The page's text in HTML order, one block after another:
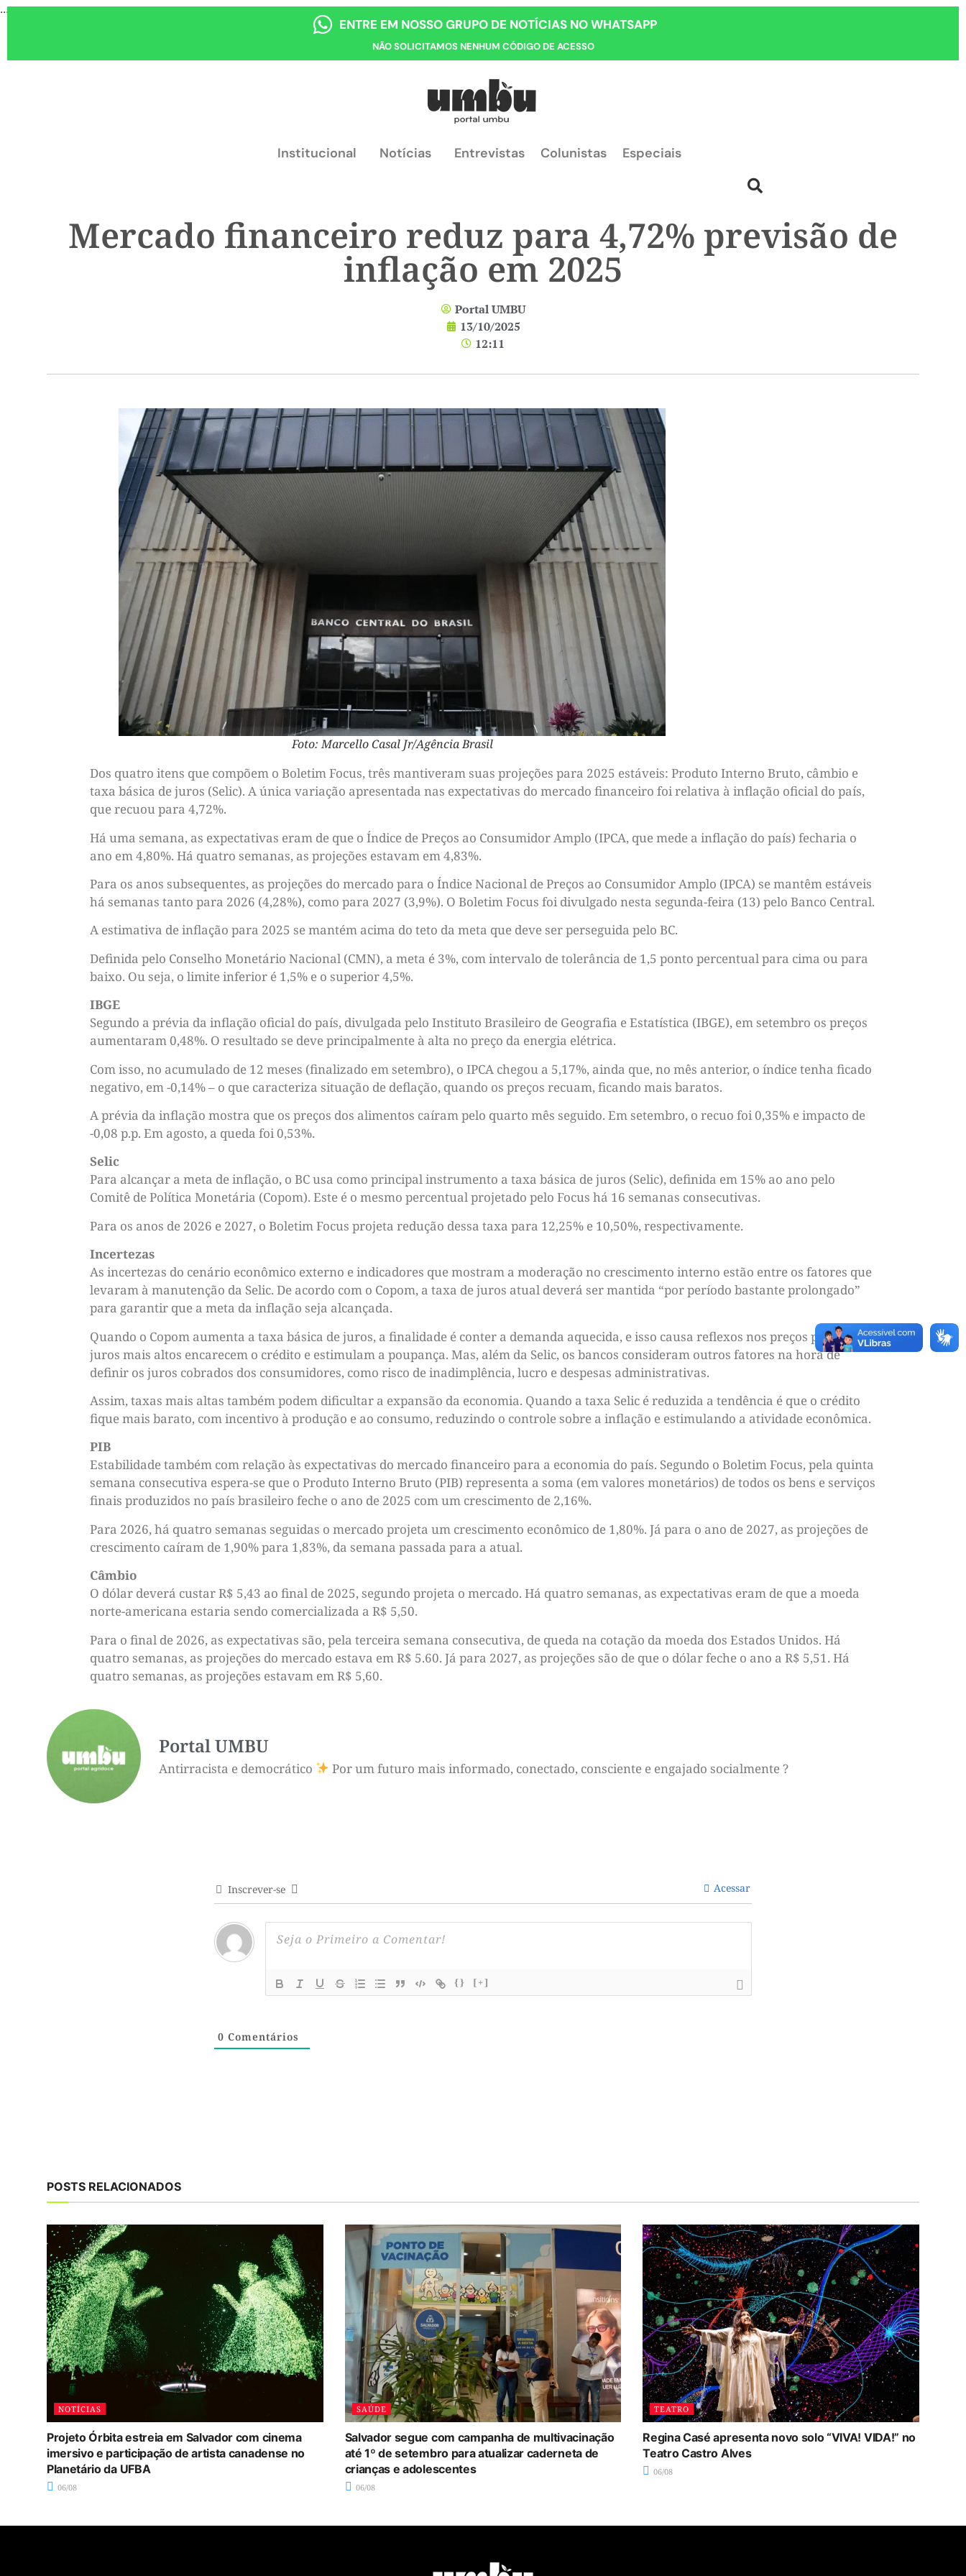
...
ENTRE EM NOSSO GRUPO DE NOTÍCIAS NO WHATSAPP
NÃO SOLICITAMOS NENHUM CÓDIGO DE ACESSO
Institucional Notícias Entrevistas Colunistas Especiais
Mercado financeiro reduz para 4,72% previsão de
inflação em 2025
Portal UMBU
13/10/2025
12:11
Foto: Marcello Casal Jr/Agência Brasil
Dos quatro itens que compõem o Boletim Focus, três mantiveram suas projeções para 2025 estáveis: Produto Interno Bruto, câmbio e
taxa básica de juros (Selic). A única variação apresentada nas expectativas do mercado financeiro foi relativa à inflação oficial do país,
que recuou para 4,72%.
Há uma semana, as expectativas eram de que o Índice de Preços ao Consumidor Amplo (IPCA, que mede a inflação do país) fecharia o
ano em 4,80%. Há quatro semanas, as projeções estavam em 4,83%.
Para os anos subsequentes, as projeções do mercado para o Índice Nacional de Preços ao Consumidor Amplo (IPCA) se mantêm estáveis
há semanas tanto para 2026 (4,28%), como para 2027 (3,9%). O Boletim Focus foi divulgado nesta segunda-feira (13) pelo Banco Central.
A estimativa de inflação para 2025 se mantém acima do teto da meta que deve ser perseguida pelo BC.
Definida pelo Conselho Monetário Nacional (CMN), a meta é 3%, com intervalo de tolerância de 1,5 ponto percentual para cima ou para
baixo. Ou seja, o limite inferior é 1,5% e o superior 4,5%.
IBGE
Segundo a prévia da inflação oficial do país, divulgada pelo Instituto Brasileiro de Geografia e Estatística (IBGE), em setembro os preços
aumentaram 0,48%. O resultado se deve principalmente à alta no preço da energia elétrica.
Com isso, no acumulado de 12 meses (finalizado em setembro), o IPCA chegou a 5,17%, ainda que, no mês anterior, o índice tenha ficado
negativo, em -0,14% – o que caracteriza situação de deflação, quando os preços recuam, ficando mais baratos.
A prévia da inflação mostra que os preços dos alimentos caíram pelo quarto mês seguido. Em setembro, o recuo foi 0,35% e impacto de
-0,08 p.p. Em agosto, a queda foi 0,53%.
Selic
Para alcançar a meta de inflação, o BC usa como principal instrumento a taxa básica de juros (Selic), definida em 15% ao ano pelo
Comitê de Política Monetária (Copom). Este é o mesmo percentual projetado pelo Focus há 16 semanas consecutivas.
Para os anos de 2026 e 2027, o Boletim Focus projeta redução dessa taxa para 12,25% e 10,50%, respectivamente.
Incertezas
As incertezas do cenário econômico externo e indicadores que mostram a moderação no crescimento interno estão entre os fatores que
levaram à manutenção da Selic. De acordo com o Copom, a taxa de juros atual deverá ser mantida “por período bastante prolongado”
para garantir que a meta da inflação seja alcançada.
Quando o Copom aumenta a taxa básica de juros, a finalidade é conter a demanda aquecida, e isso causa reflexos nos preços porque os
juros mais altos encarecem o crédito e estimulam a poupança. Mas, além da Selic, os bancos consideram outros fatores na hora de
definir os juros cobrados dos consumidores, como risco de inadimplência, lucro e despesas administrativas.
Assim, taxas mais altas também podem dificultar a expansão da economia. Quando a taxa Selic é reduzida a tendência é que o crédito
fique mais barato, com incentivo à produção e ao consumo, reduzindo o controle sobre a inflação e estimulando a atividade econômica.
PIB
Estabilidade também com relação às expectativas do mercado financeiro para a economia do país. Segundo o Boletim Focus, pela quinta
semana consecutiva espera-se que o Produto Interno Bruto (PIB) representa a soma (em valores monetários) de todos os bens e serviços
finais produzidos no país brasileiro feche o ano de 2025 com um crescimento de 2,16%.
Para 2026, há quatro semanas seguidas o mercado projeta um crescimento econômico de 1,80%. Já para o ano de 2027, as projeções de
crescimento caíram de 1,90% para 1,83%, da semana passada para a atual.
Câmbio
O dólar deverá custar R$ 5,43 ao final de 2025, segundo projeta o mercado. Há quatro semanas, as expectativas eram de que a moeda
norte-americana estaria sendo comercializada a R$ 5,50.
Para o final de 2026, as expectativas são, pela terceira semana consecutiva, de queda na cotação da moeda dos Estados Unidos. Há
quatro semanas, as projeções do mercado estava em R$ 5.60. Já para 2027, as projeções são de que o dólar feche o ano a R$ 5,51. Há
quatro semanas, as projeções estavam em R$ 5,60.
Portal UMBU
Antirracista e democrático Por um futuro mais informado, conectado, consciente e engajado socialmente ?
Inscrever-se Acessar
{} [+]
0 Comentários
POSTS RELACIONADOS
NOTÍCIAS
Projeto Órbita estreia em Salvador com cinema
imersivo e participação de artista canadense no
Planetário da UFBA
06/08
SAÚDE
Salvador segue com campanha de multivacinação
até 1º de setembro para atualizar caderneta de
crianças e adolescentes
06/08
TEATRO
Regina Casé apresenta novo solo “VIVA! VIDA!” no
Teatro Castro Alves
06/08